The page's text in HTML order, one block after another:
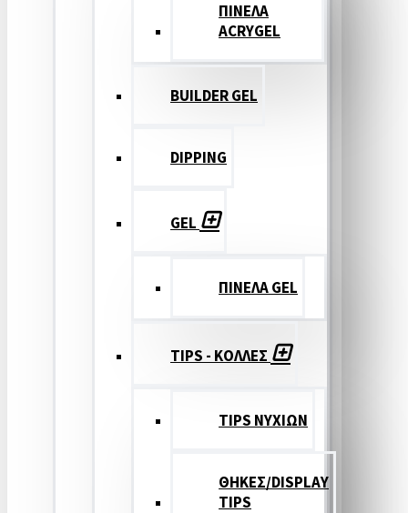
ΠΙΝΕΛΑ
ACRYGEL
BUILDER GEL
DIPPING
GEL
ΠΙΝΕΛΑ GEL
TIPS - ΚΟΛΛΕΣ
TIPS ΝΥΧΙΩΝ
ΘΗΚΕΣ/DISPLAY
TIPS